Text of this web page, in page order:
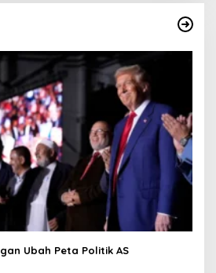
Ubah Peta Politik AS